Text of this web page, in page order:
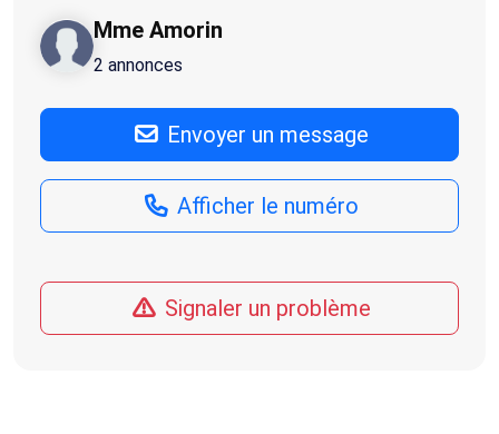
Mme Amorin
2 annonces
Envoyer un message
Afficher le numéro
Signaler un problème